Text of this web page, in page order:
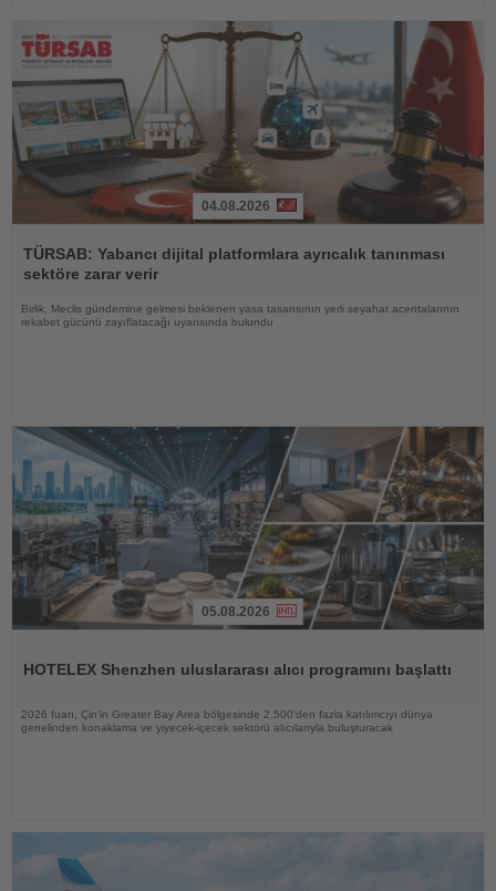
Oku
04.08.2026
TÜRSAB: Yabancı dijital platformlara ayrıcalık tanınması
sektöre zarar verir
Birlik, Meclis gündemine gelmesi beklenen yasa tasarısının yerli seyahat acentalarının
rekabet gücünü zayıflatacağı uyarısında bulundu
05.08.2026
HOTELEX Shenzhen uluslararası alıcı programını başlattı
2026 fuarı, Çin'in Greater Bay Area bölgesinde 2.500'den fazla katılımcıyı dünya
genelinden konaklama ve yiyecek-içecek sektörü alıcılarıyla buluşturacak